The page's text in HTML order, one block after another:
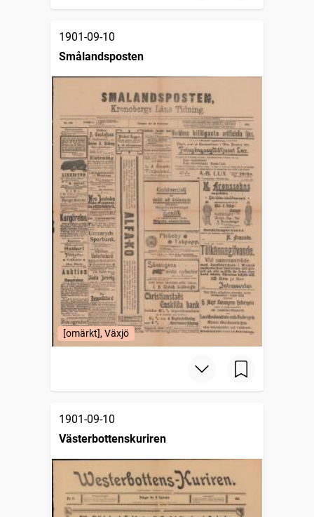
1901-09-10
Smålandsposten
[omärkt], Växjö
1901-09-10
Västerbottenskuriren